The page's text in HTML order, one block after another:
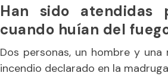
Han sido atendidas
cuando huían del
Dos personas, un hombre y
incendio declarado en la